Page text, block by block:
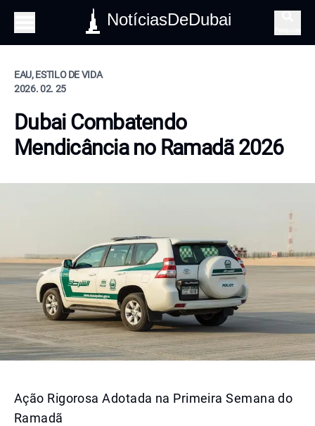
NotíciasDeDubai
EAU, ESTILO DE VIDA
2026. 02. 25
Dubai Combatendo
Mendicância no Ramadã 2026
Ação Rigorosa Adotada na Primeira Semana do
Ramadã